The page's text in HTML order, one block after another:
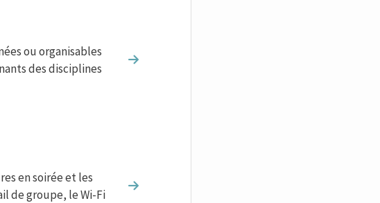
ou organisables
des disciplines
en soirée et les
de groupe, le Wi-Fi